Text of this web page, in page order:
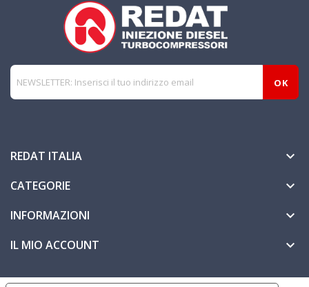
REDAT ITALIA 
CATEGORIE 
INFORMAZIONI 
IL MIO ACCOUNT 